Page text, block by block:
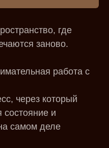
где
заново.
работа с
через который
состояние и
самом деле